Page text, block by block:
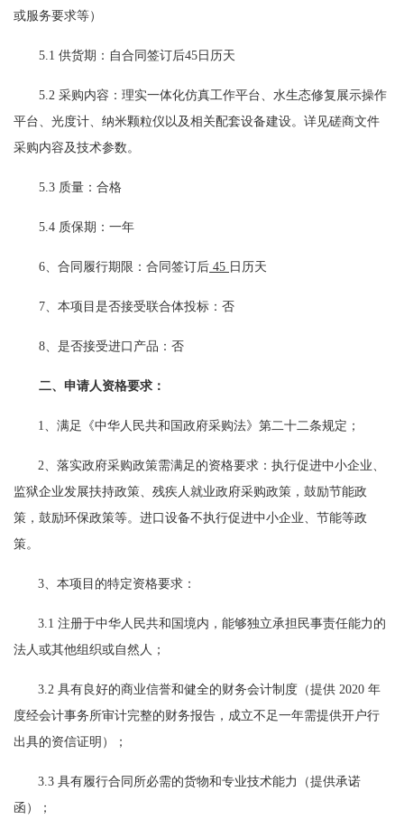
或服务要求等）
5.1 供货期：自合同签订后45日历天
5.2 采购内容：理实一体化仿真工作平台、水生态修复展示操作
平台、光度计、纳米颗粒仪以及相关配套设备建设。详见磋商文件
采购内容及技术参数。
5.3 质量：合格
5.4 质保期：一年
6、合同履行期限：合同签订后 45 日历天
7、本项目是否接受联合体投标：否
8、是否接受进口产品：否
二、申请人资格要求：
1、满足《中华人民共和国政府采购法》第二十二条规定；
2、落实政府采购政策需满足的资格要求：执行促进中小企业、
监狱企业发展扶持政策、残疾人就业政府采购政策，鼓励节能政
策，鼓励环保政策等。进口设备不执行促进中小企业、节能等政
策。
3、本项目的特定资格要求：
3.1 注册于中华人民共和国境内，能够独立承担民事责任能力的
法人或其他组织或自然人；
3.2 具有良好的商业信誉和健全的财务会计制度（提供 2020 年
度经会计事务所审计完整的财务报告，成立不足一年需提供开户行
出具的资信证明）；
3.3 具有履行合同所必需的货物和专业技术能力（提供承诺
函）；